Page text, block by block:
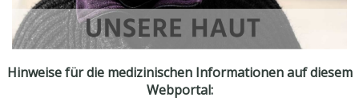
Hinweise für die medizinischen Informationen auf diesem
Webportal: